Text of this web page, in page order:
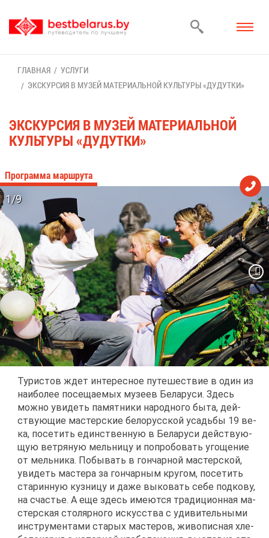
ГЛАВ­НАЯ
УСЛУ­ГИ
ЭКС­КУР­СИЯ В МУ­ЗЕЙ МА­ТЕ­РИ­АЛЬ­НОЙ КУЛЬ­ТУ­РЫ «ДУ­ДУТ­КИ»
ЭКС­КУР­СИЯ В МУ­ЗЕЙ МА­ТЕ­РИ­АЛЬ­НОЙ
КУЛЬ­ТУ­РЫ «ДУ­ДУТ­КИ»
Про­грам­ма марш­ру­та
Ту­ри­стов ждет ин­те­рес­ное пу­те­ше­ствие в один из
наи­бо­лее по­се­ща­е­мых му­зеев Бе­ла­ру­си. Здесь
мож­но уви­деть па­мят­ни­ки на­род­но­го бы­та, дей­
ству­ю­щие ма­стер­ские бе­ло­рус­ской усадь­бы 19 ве­
ка, по­се­тить един­ствен­ную в Бе­ла­ру­си дей­ству­ю­
щую вет­ря­ную мель­ни­цу и по­про­бо­вать уго­ще­ние
от мель­ни­ка. По­бы­вать в гон­чар­ной ма­стер­ской,
уви­деть ма­сте­ра за гон­чар­ным кру­гом, по­се­тить
ста­рин­ную куз­ни­цу и да­же вы­ко­вать се­бе под­ко­ву,
на сча­стье. А еще здесь име­ют­ся тра­ди­ци­он­ная ма­
стер­ская сто­ляр­но­го ис­кус­ства с уди­ви­тель­ны­ми
ин­стру­мен­та­ми ста­рых ма­сте­ров, жи­во­пис­ная хле­
1/9